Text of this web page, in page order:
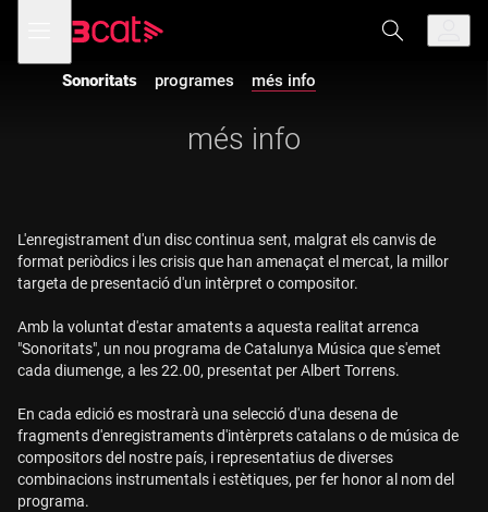
navegació
principal
menú
de
Sonoritats programes més info
més info
L'enregistrament d'un disc continua sent, malgrat els canvis de
format periòdics i les crisis que han amenaçat el mercat, la millor
targeta de presentació d'un intèrpret o compositor.
Amb la voluntat d'estar amatents a aquesta realitat arrenca
"Sonoritats", un nou programa de Catalunya Música que s'emet
cada diumenge, a les 22.00, presentat per Albert Torrens.
En cada edició es mostrarà una selecció d'una desena de
fragments d'enregistraments d'intèrprets catalans o de música de
compositors del nostre país, i representatius de diverses
combinacions instrumentals i estètiques, per fer honor al nom del
programa.